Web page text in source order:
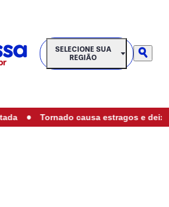
SELECIONE SUA REGIÃO
SELECIONE SUA
REGIÃO
Tornado causa estragos e deixa